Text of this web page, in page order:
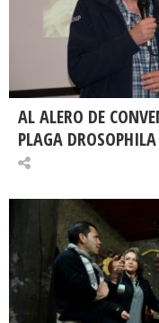
AL ALERO DE
PLAGA